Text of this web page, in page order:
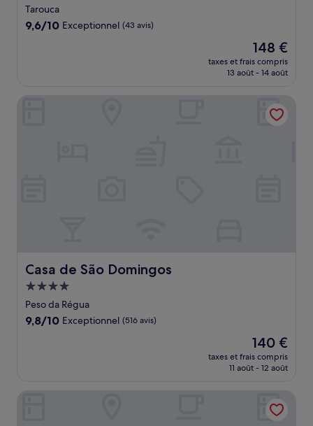
3.0 étoiles
Tarouca
9.6
9,6/10 Exceptionnel (43 avis)
Le
nouveau
prix
de
148 €
148 €
taxes et frais compris
13 août - 14 août
Casa de São Domingos
Casa de São Domingos
Hébergement
4.0 étoiles
Peso da Régua
9.8
9,8/10 Exceptionnel (516 avis)
Le
nouveau
prix
de
140 €
140 €
taxes et frais compris
11 août - 12 août